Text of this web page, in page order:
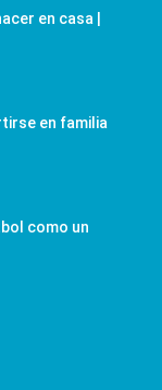
en casa |
en familia
como un